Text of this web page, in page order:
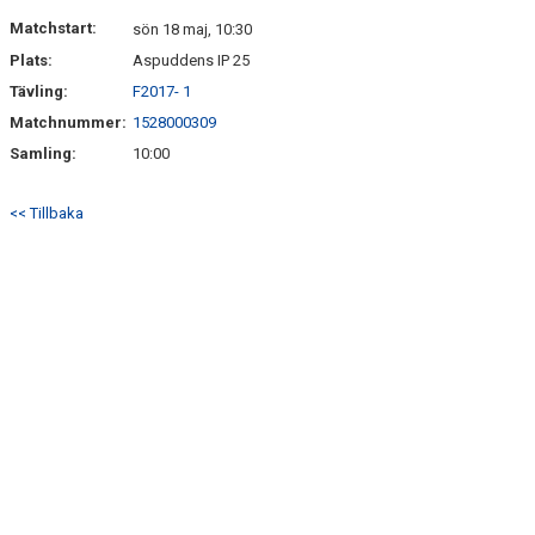
KONTAKT
Matchstart:
sön 18 maj, 10:30
Plats:
Aspuddens IP 25
Tävling:
F2017- 1
Matchnummer: 1528000309
Samling:
10:00
<< Tillbaka